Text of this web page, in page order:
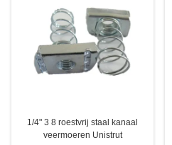
1/4" 3 8 roestvrij staal kanaal
veermoeren Unistrut